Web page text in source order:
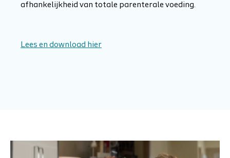
afhankelijkheid van totale parenterale voeding.
Lees en download hier